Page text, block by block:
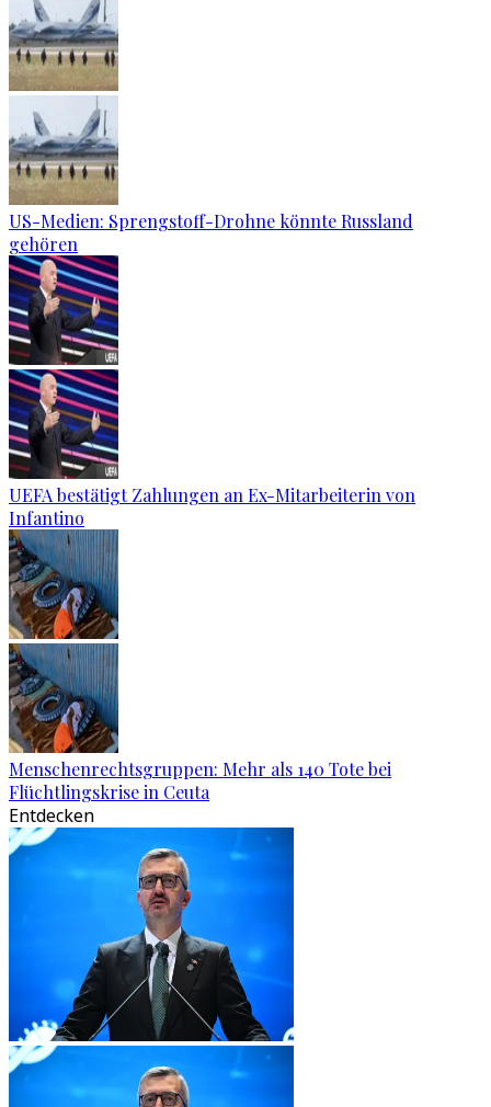
US-Medien: Sprengstoff-Drohne könnte Russland
gehören
UEFA bestätigt Zahlungen an Ex-Mitarbeiterin von
Infantino
Menschenrechtsgruppen: Mehr als 140 Tote bei
Flüchtlingskrise in Ceuta
Entdecken